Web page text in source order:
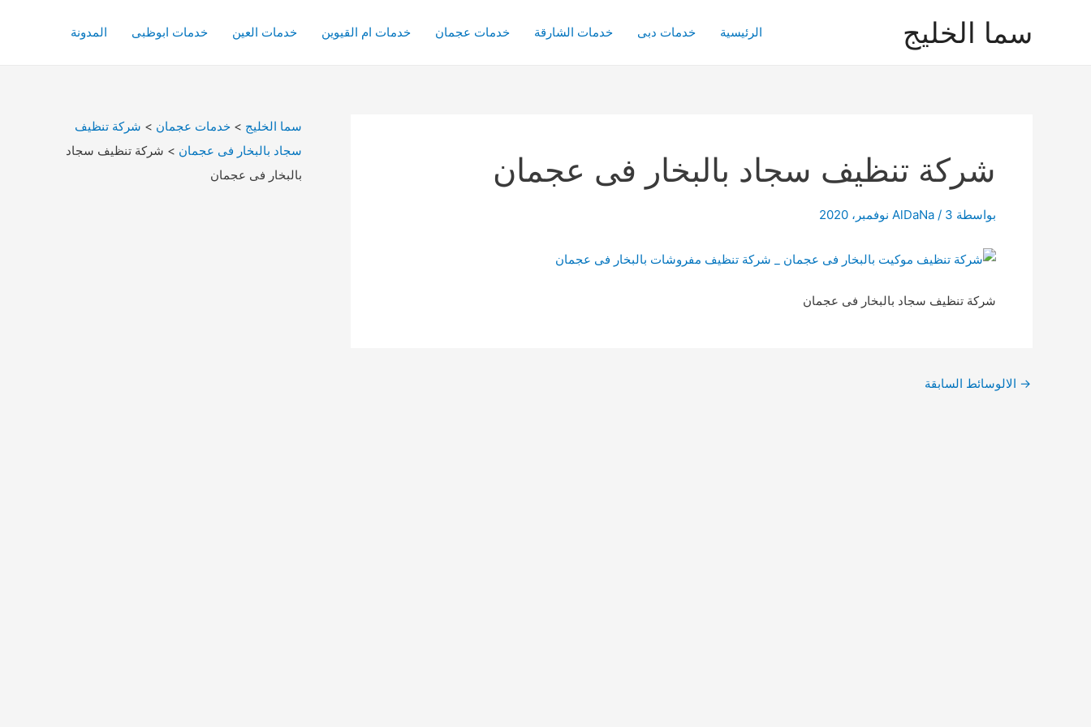
سما الخليج الرئيسية خدمات دبى خدمات الشارقة خدمات عجمان خدمات ام القيوين خدمات العين خدمات ابوظبى المدونة
شركة تنظيف سجاد بالبخار فى عجمان
بواسطة AlDaNa / 3 نوفمبر، 2020
شركة تنظيف سجاد بالبخار فى عجمان
Post
→ الالوسائط السابقة
سما الخليج > خدمات عجمان > شركة تنظيف
سجاد بالبخار فى عجمان > شركة تنظيف سجاد
بالبخار فى عجمان